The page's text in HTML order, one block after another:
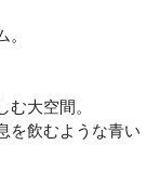
大空間。
を飲むような青い